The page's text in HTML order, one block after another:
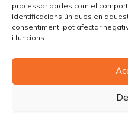
processar dades com el
identificacions úniques en
consentiment, pot afectar
i funcions.
Lo siento, debes estar
comentario.
© Copyright Piùbella Models
Designed ByCreative